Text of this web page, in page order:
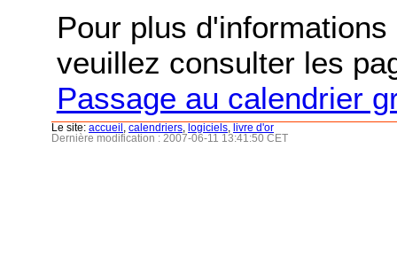
Pour plus
veuillez consulter les
Passage au calendrier
Le site: accueil calendriers logiciels
livre d'or
Dernière modification : 2007-06-11 13:41:50 CET